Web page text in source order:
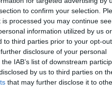
to confirm your selection.
processed you may continue
information utilized by us or
to third parties prior to your opt-
disclosure of your personal
IAB’s list of downstream
by us to third parties on
that may further disclose it to
wojewódzka nr 848 w
osobowy zderzył się z
poszkodowanych jest 11 osób.
informacji straży pożarnej.